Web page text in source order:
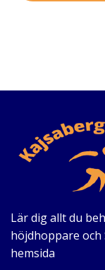
Lär dig allt du
höjdhoppare och
hemsida